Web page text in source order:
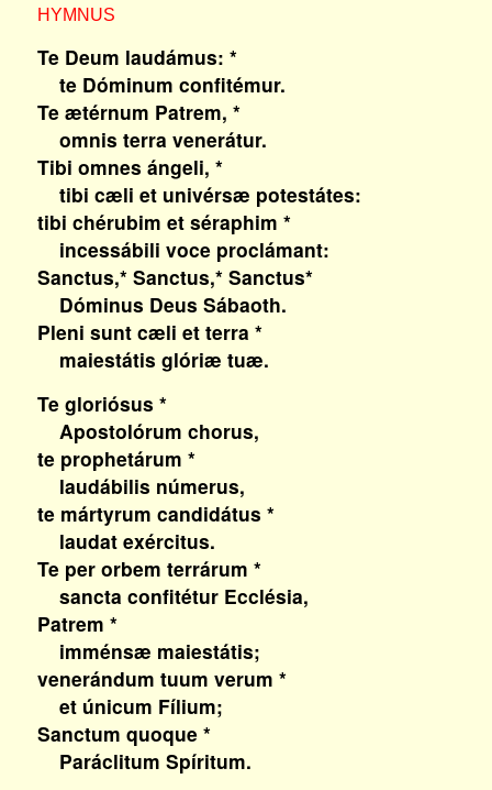
HYMNUS
Te Deum laudámus: *
te Dóminum confitémur.
Te ætérnum Patrem, *
omnis terra venerátur.
Tibi omnes ángeli, *
tibi cæli et univérsæ potestátes:
tibi chérubim et séraphim *
incessábili voce proclámant:
Sanctus,* Sanctus,* Sanctus*
Dóminus Deus Sábaoth.
Pleni sunt cæli et terra *
maiestátis glóriæ tuæ.
Te gloriósus *
Apostolórum chorus,
te prophetárum *
laudábilis númerus,
te mártyrum candidátus *
laudat exércitus.
Te per orbem terrárum *
sancta confitétur Ecclésia,
Patrem *
imménsæ maiestátis;
venerándum tuum verum *
et únicum Fílium;
Sanctum quoque *
Paráclitum Spíritum.